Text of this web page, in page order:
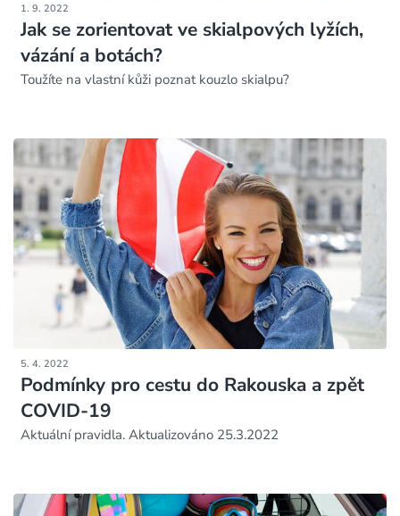
1. 9. 2022
Jak se zorientovat ve skialpových lyžích,
vázání a botách?
Toužíte na vlastní kůži poznat kouzlo skialpu?
5. 4. 2022
Podmínky pro cestu do Rakouska a zpět
COVID-19
Aktuální pravidla. Aktualizováno 25.3.2022